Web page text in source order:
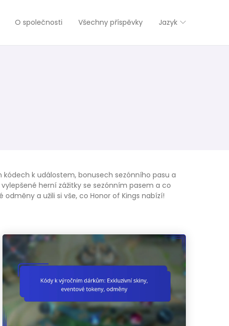
O společnosti Všechny příspěvky Jazyk
k událostem, bonusech sezónního pasu a
herní zážitky se sezónním pasem a co
a užili si vše, co Honor of Kings nabízí!